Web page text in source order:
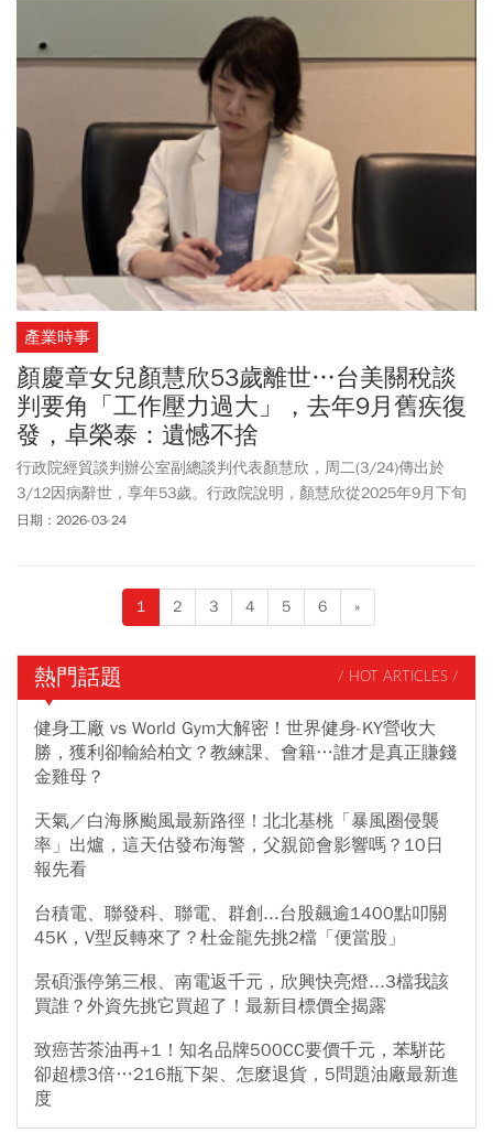
美製劑外銷產值86.5%，此部分屬暫時豁免範籌。
也強調，且罕見疾病用藥及疫苗部分，初步分析並無國產藥外銷美
國之情形，整體評估對我國藥品產業之影響可控，政府將持續與業
產業時事
顏慶章女兒顏慧欣53歲離世…台美關稅談
判要角「工作壓力過大」，去年9月舊疾復
發，卓榮泰：遺憾不捨
行政院經貿談判辦公室副總談判代表顏慧欣，周二(3/24)傳出於
3/12因病辭世，享年53歲。行政院說明，顏慧欣從2025年9月下旬
因身體健康因素請假，並於今年3月初向行政院長卓榮泰請辭，卓揆
向《今周刊》表示，顏慧欣之父顏慶章大使是台灣首任駐WTO大
使，父女兩人都是台灣在國際經貿領域極為難得的人才，對於顏慧
日期：2026-03-24
1 2 3 4 5 6 »
熱門話題 / HOT ARTICLES /
健身工廠 vs World Gym大解密！世界健身-KY營收大
勝，獲利卻輸給柏文？教練課、會籍…誰才是真正賺錢
金雞母？
天氣／白海豚颱風最新路徑！北北基桃「暴風圈侵襲
率」出爐，這天估發布海警，父親節會影響嗎？10日
報先看
台積電、聯發科、聯電、群創...台股飆逾1400點叩關
45K，V型反轉來了？杜金龍先挑2檔「便當股」
景碩漲停第三根、南電返千元，欣興快亮燈...3檔我該
買誰？外資先挑它買超了！最新目標價全揭露
致癌苦茶油再+1！知名品牌500CC要價千元，苯駢芘
卻超標3倍…216瓶下架、怎麼退貨，5問題油廠最新進
度